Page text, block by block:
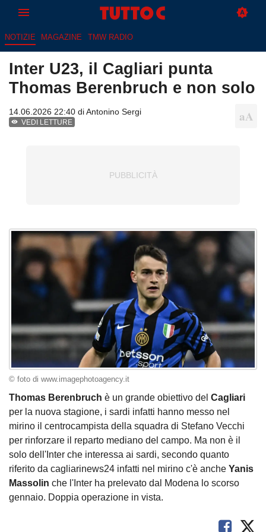
NOTIZIE MAGAZINE TMW RADIO
Inter U23, il Cagliari punta
Thomas Berenbruch e non solo
14.06.2026 22:40 diAntonino Sergi
VEDI LETTURE
© foto di www.imagephotoagency.it
Thomas Berenbruch è un grande obiettivo del Cagliari
per la nuova stagione, i sardi infatti hanno messo nel
mirino il centrocampista della squadra di Stefano Vecchi
per rinforzare il reparto mediano del campo. Ma non è il
solo dell'Inter che interessa ai sardi, secondo quanto
riferito da cagliarinews24 infatti nel mirino c'è anche Yanis
Massolin che l'Inter ha prelevato dal Modena lo scorso
gennaio. Doppia operazione in vista.